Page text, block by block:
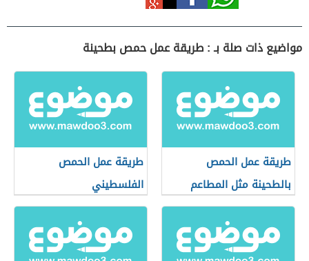
مواضيع ذات صلة بـ : طريقة عمل حمص بطحينة
طريقة عمل الحمص
بالطحينة مثل المطاعم
طريقة عمل الحمص
الفلسطيني